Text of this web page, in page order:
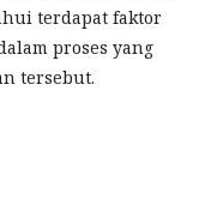
terdapat faktor
proses yang
tersebut.